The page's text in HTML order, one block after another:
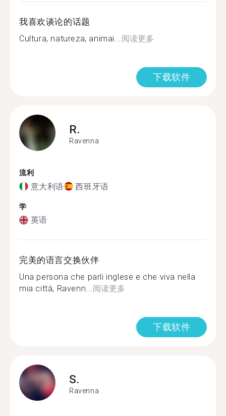
我喜欢谈论的话题
Cultura, natureza, animai...阅读更多
下载软件
R.
Ravenna
流利
意大利语 西班牙语
学
英语
完美的语言交换伙伴
Una persona che parli inglese e che viva nella
mia città, Ravenn...阅读更多
下载软件
S.
Ravenna